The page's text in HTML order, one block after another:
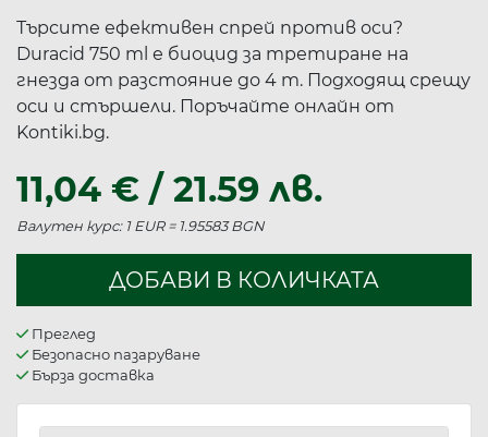
Търсите ефективен спрей против оси?
Duracid 750 ml е биоцид за третиране на
гнезда от разстояние до 4 m. Подходящ срещу
оси и стършели. Поръчайте онлайн от
Kontiki.bg.
11,04 € / 21.59 лв.
Валутен курс: 1 EUR = 1.95583 BGN
ДОБАВИ В КОЛИЧКАТА
Преглед
Безопасно пазаруване
Бърза доставка